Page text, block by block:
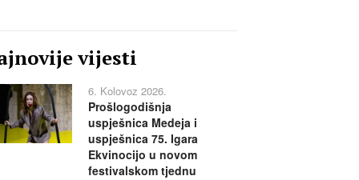
vijesti
6. Kolovoz 2026.
Prošlogodišnja
uspješnica Medeja i
uspješnica 75. Igara
Ekvinocijo u novom
festivalskom tjednu